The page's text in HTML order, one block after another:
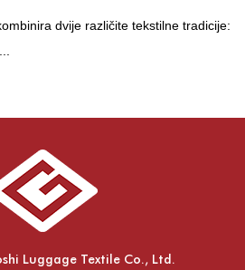
dvije različite tekstilne tradicije:
Luggage Textile Co., Ltd.